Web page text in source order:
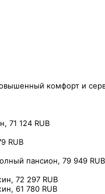
комфорт и
124 RUB⠀
RUB⠀
пансион, 79 949
72 297 RUB⠀
61 780 RUB⠀